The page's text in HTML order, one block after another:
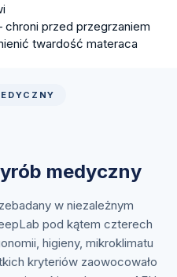
przed przegrzaniem
twardość materaca
medyczny
w niezależnym
pod kątem czterech
higieny, mikroklimatu
kryteriów zaowocowało